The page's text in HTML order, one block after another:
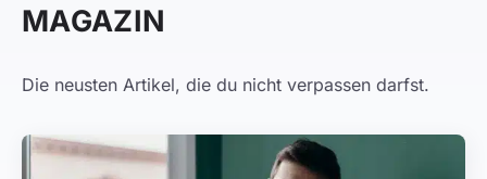
MAGAZIN
Die neusten Artikel, die du nicht verpassen darfst.